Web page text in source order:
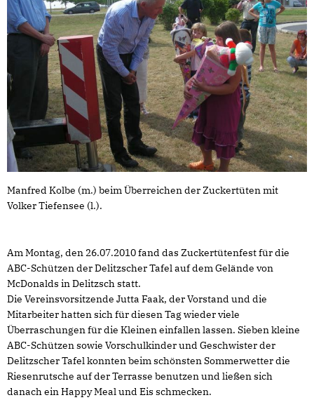
Manfred Kolbe (m.) beim Überreichen der Zuckertüten mit
Volker Tiefensee (l.).
Am Montag, den 26.07.2010 fand das Zuckertütenfest für die
ABC-Schützen der Delitzscher Tafel auf dem Gelände von
McDonalds in Delitzsch statt.
Die Vereinsvorsitzende Jutta Faak, der Vorstand und die
Mitarbeiter hatten sich für diesen Tag wieder viele
Überraschungen für die Kleinen einfallen lassen. Sieben kleine
ABC-Schützen sowie Vorschulkinder und Geschwister der
Delitzscher Tafel konnten beim schönsten Sommerwetter die
Riesenrutsche auf der Terrasse benutzen und ließen sich
danach ein Happy Meal und Eis schmecken.